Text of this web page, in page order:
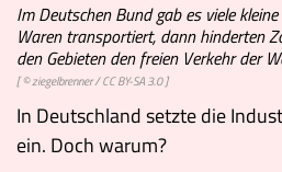
Im Deutschen Bund gab es viele
Waren transportiert, dann hinderten
den Gebieten den freien Verkehr der
[ © ziegelbrenner /CC BY-SA 3.0]
In Deutschland setzte die
ein. Doch warum?